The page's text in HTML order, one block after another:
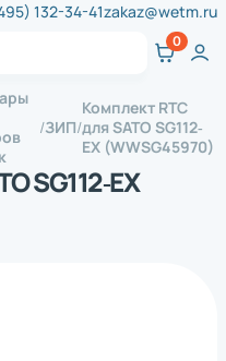
132-34-41zakaz@wetm.ru
ЗИП
Комплект RTC
для SATO SG112‐
EX (WWSG45970)
SG112‐EX